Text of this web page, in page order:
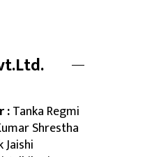
:Tanka Regmi
Shrestha
Jaishi